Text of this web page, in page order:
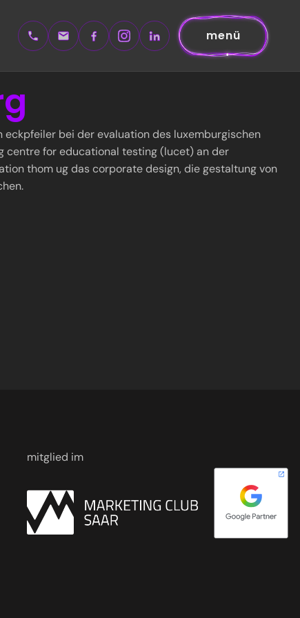
menü
bei der evaluation des luxemburgischen
centre for educational testing (lucet) an der
thom ug das corporate design, die gestaltung von
mitglied im